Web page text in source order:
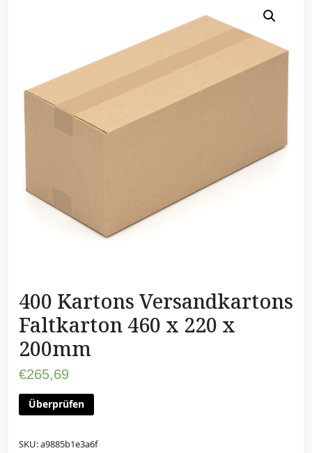
400 Kartons Versandkartons
Faltkarton 460 x 220 x
200mm
€265,69
Überprüfen
SKU:a9885b1e3a6f